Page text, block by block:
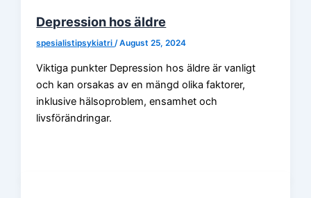
Depression hos äldre
spesialistipsykiatri/August 25, 2024
Viktiga punkter Depression hos äldre är vanligt
och kan orsakas av en mängd olika faktorer,
inklusive hälsoproblem, ensamhet och
livsförändringar.